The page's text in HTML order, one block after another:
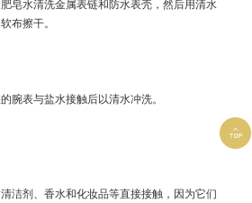
皂水清洗金属表链和防水表壳，然后用清水
布擦干。
腕表与盐水接触后以清水冲洗。
洁剂、香水和化妆品等直接接触，因为它们
